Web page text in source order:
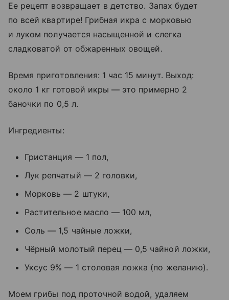
Ее рецепт возвращает в детство. Запах будет
по всей квартире! Грибная икра с морковью
и луком получается насыщенной и слегка
сладковатой от обжаренных овощей.
Время приготовления: 1 час 15 минут. Выход:
около 1 кг готовой икры — это примерно 2
баночки по 0,5 л.
Ингредиенты:
Гристанция — 1 пол,
Лук репчатый — 2 головки,
Морковь — 2 штуки,
Растительное масло — 100 мл,
Соль — 1,5 чайные ложки,
Чёрный молотый перец — 0,5 чайной ложки,
Уксус 9% — 1 столовая ложка (по желанию).
Моем грибы под проточной водой, удаляем